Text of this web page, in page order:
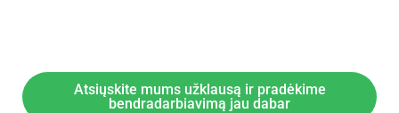
Atsiųskite mums užklausą ir pradėkime
bendradarbiavimą jau dabar